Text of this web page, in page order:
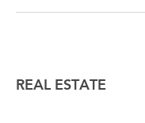
REAL ESTATE